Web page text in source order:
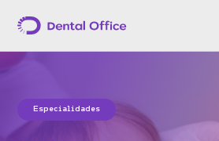
Especialidades